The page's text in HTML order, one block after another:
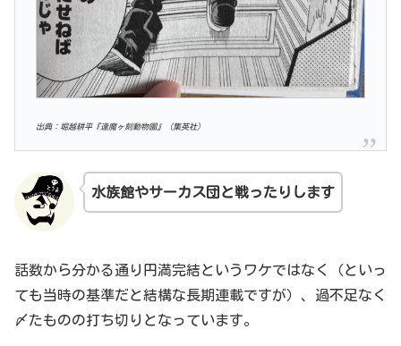
出典：堀越耕平『逢魔ヶ刻動物園』（集英社）
水族館やサーカス団と戦ったりします
話数から分かる通り円満完結というワケではなく（といっ
ても当時の基準だと結構な長期連載ですが）、過不足なく
〆たものの打ち切りとなっています。